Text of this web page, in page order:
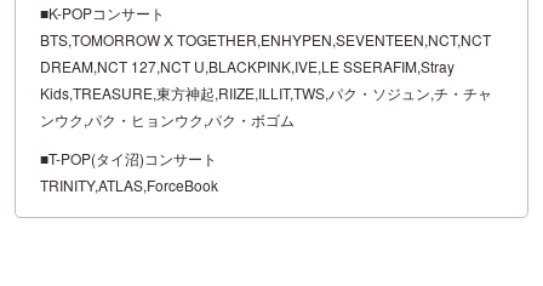
■K-POPコンサート
BTS,TOMORROW X TOGETHER,ENHYPEN,SEVENTEEN,NCT,NCT
DREAM,NCT 127,NCT U,BLACKPINK,IVE,LE SSERAFIM,Stray
Kids,TREASURE,東方神起,RIIZE,ILLIT,TWS,パク・ソジュン,チ・チャ
ンウク,パク・ヒョンウク,パク・ボゴム
■T-POP(タイ沼)コンサート
TRINITY,ATLAS,ForceBook